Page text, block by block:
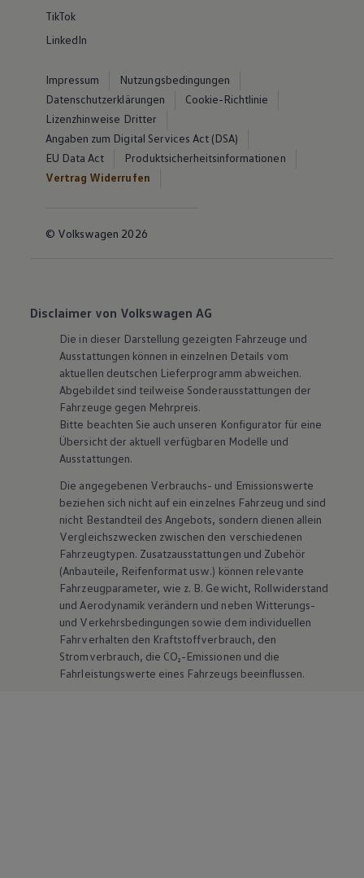
TikTok
LinkedIn
Impressum
Nutzungsbedingungen
Datenschutzerklärungen
Cookie-Richtlinie
Lizenzhinweise Dritter
Angaben zum Digital Services Act (DSA)
EU Data Act
Produktsicherheitsinformationen
Vertrag Widerrufen
© Volkswagen 2026
Disclaimer von Volkswagen AG
Die in dieser Darstellung gezeigten Fahrzeuge und
Ausstattungen können in einzelnen Details vom
aktuellen deutschen Lieferprogramm abweichen.
Abgebildet sind teilweise Sonderausstattungen der
Fahrzeuge gegen Mehrpreis.
Bitte beachten Sie auch unseren Konfigurator für eine
Übersicht der aktuell verfügbaren Modelle und
Ausstattungen.
Die angegebenen Verbrauchs- und Emissionswerte
beziehen sich nicht auf ein einzelnes Fahrzeug und sind
nicht Bestandteil des Angebots, sondern dienen allein
Vergleichszwecken zwischen den verschiedenen
Fahrzeugtypen. Zusatzausstattungen und Zubehör
(Anbauteile, Reifenformat usw.) können relevante
Fahrzeugparameter, wie z. B. Gewicht, Rollwiderstand
und Aerodynamik verändern und neben Witterungs-
und Verkehrsbedingungen sowie dem individuellen
Fahrverhalten den Kraftstoffverbrauch, den
Stromverbrauch, die CO₂-Emissionen und die
Fahrleistungswerte eines Fahrzeugs beeinflussen.